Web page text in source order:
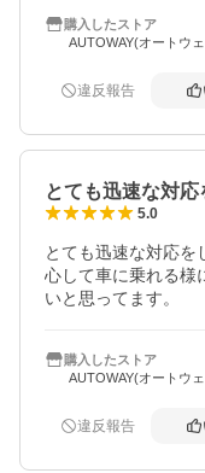
購入したストア
AUTOWAY(オートウ
違反報告
とても迅速な対
5.0
とても迅速な対応を
心して車に乗れる様
いと思ってます。
購入したストア
AUTOWAY(オートウ
違反報告